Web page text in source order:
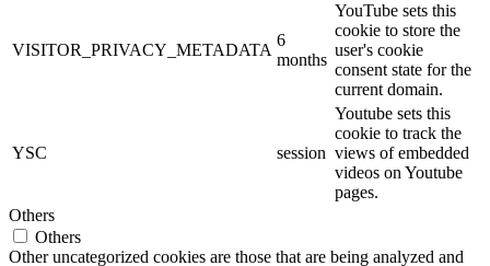
VISITOR_PRIVACY_METADATA
6
months
YouTube sets this
cookie to store the
user's cookie
consent state for the
current domain.
YSC session
Youtube sets this
cookie to track the
views of embedded
videos on Youtube
pages.
Others
Others
Other uncategorized cookies are those that are being analyzed and